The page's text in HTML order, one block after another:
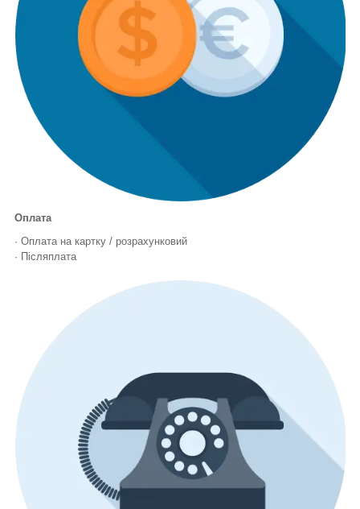
Оплата
· Оплата на картку / розрахунковий
· Післяплата